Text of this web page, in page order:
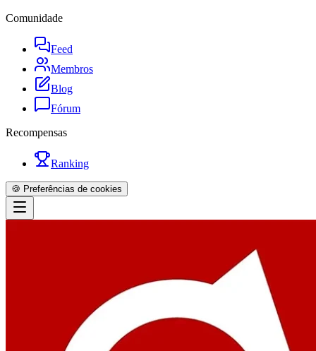
Comunidade
Feed
Membros
Blog
Fórum
Recompensas
Ranking
🍪 Preferências de cookies